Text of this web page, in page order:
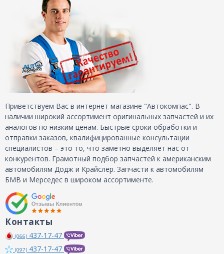
Приветствуем Вас в интернет магазине "Автокомпас". В
наличии широкий ассортимент оригинальных запчастей и их
аналогов по низким ценам. Быстрые сроки обработки и
отправки заказов, квалифицированные консультации
специалистов – это то, что заметно выделяет нас от
конкурентов. Грамотный подбор запчастей к американским
автомобилям Додж и Крайслер. Запчасти к автомобилям
БМВ и Мерседес в широком ассортименте.
Контакты
(066) 437-17-47
(097) 437-17-47